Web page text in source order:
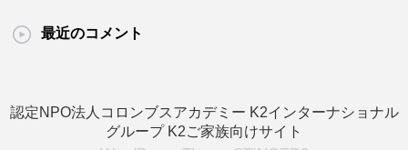
最近のコメント
認定NPO法人コロンブスアカデミー K2インターナショナル
グループ K2ご家族向けサイト